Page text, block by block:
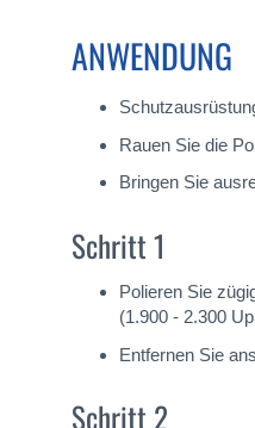
ANWENDUNG
Rauen Sie die
Bringen Sie
Schritt 1
Polieren Sie
(1.900 - 2.300
Entfernen Sie
Schritt 2